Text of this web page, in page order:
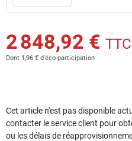
2 848,92 € TTC
Dont 1,96 € d'éco-participation
Cet article n'est pas disponible
contacter le service client pour
ou les délais de